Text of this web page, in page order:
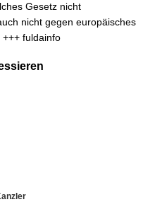
Gesetz nicht
nicht gegen europäisches
+++ fuldainfo